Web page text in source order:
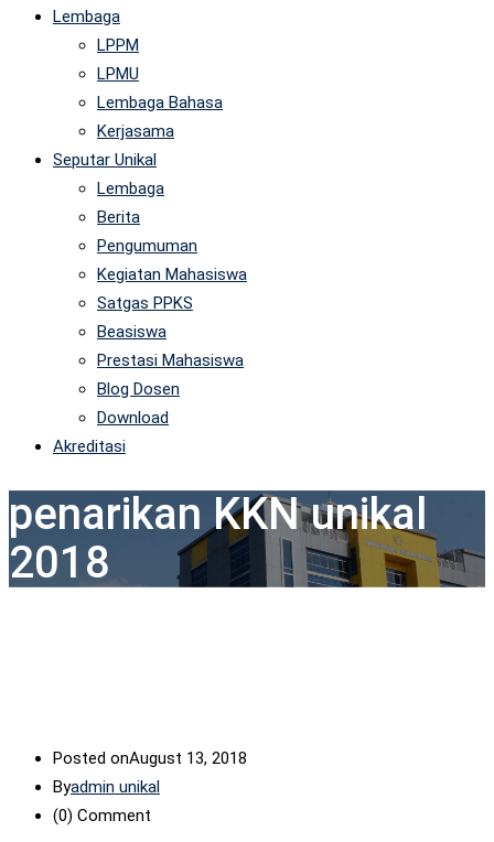
Lembaga
LPPM
LPMU
Lembaga Bahasa
Kerjasama
Seputar Unikal
Lembaga
Berita
Pengumuman
Kegiatan Mahasiswa
Satgas PPKS
Beasiswa
Prestasi Mahasiswa
Blog Dosen
Download
Akreditasi
penarikan KKN unikal
2018
Posted onAugust 13, 2018
Byadmin unikal
(0) Comment